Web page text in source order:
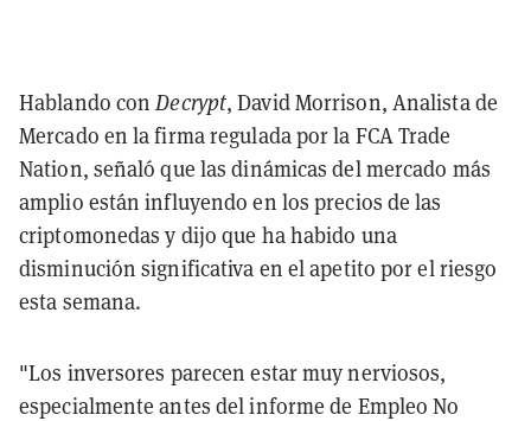
Hablando conDecrypt, David Morrison, Analista de
Mercado en la firma regulada por la FCA Trade
Nation, señaló que las dinámicas del mercado más
amplio están influyendo en los precios de las
criptomonedas y dijo que ha habido una
disminución significativa en el apetito por el riesgo
esta semana.
"Los inversores parecen estar muy nerviosos,
especialmente antes del informe de Empleo No